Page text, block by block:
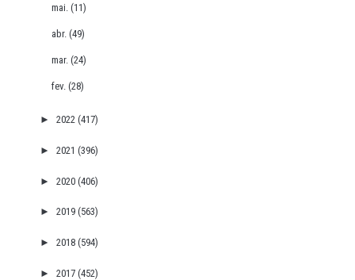
mai.(11)
abr.(49)
mar.(24)
fev.(28)
► 2022 (417)
► 2021 (396)
► 2020 (406)
► 2019 (563)
► 2018 (594)
► 2017 (452)